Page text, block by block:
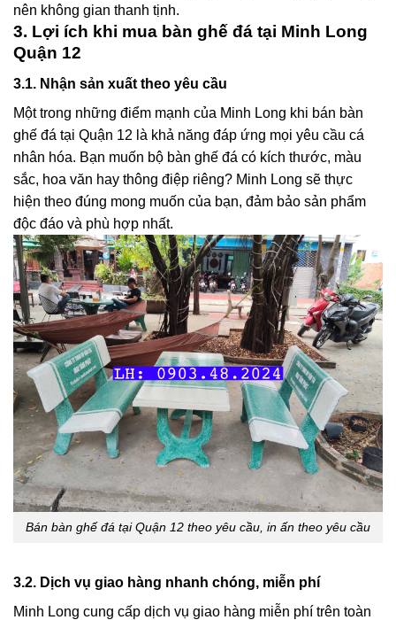
nên không gian thanh tịnh.
3. Lợi ích khi mua bàn ghế đá tại Minh Long
Quận 12
3.1. Nhận sản xuất theo yêu cầu
Một trong những điểm mạnh của Minh Long khi bán bàn
ghế đá tại Quận 12 là khả năng đáp ứng mọi yêu cầu cá
nhân hóa. Bạn muốn bộ bàn ghế đá có kích thước, màu
sắc, hoa văn hay thông điệp riêng? Minh Long sẽ thực
hiện theo đúng mong muốn của bạn, đảm bảo sản phẩm
độc đáo và phù hợp nhất.
Bán bàn ghế đá tại Quận 12 theo yêu cầu, in ấn theo yêu cầu
3.2. Dịch vụ giao hàng nhanh chóng, miễn phí
Minh Long cung cấp dịch vụ giao hàng miễn phí trên toàn